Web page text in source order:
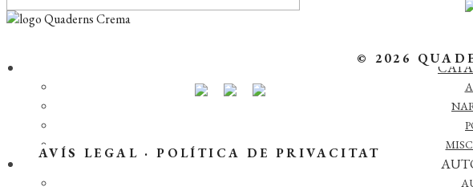
© 2026
AVÍS LEGAL ·POLÍTICA DE PRIVACITAT